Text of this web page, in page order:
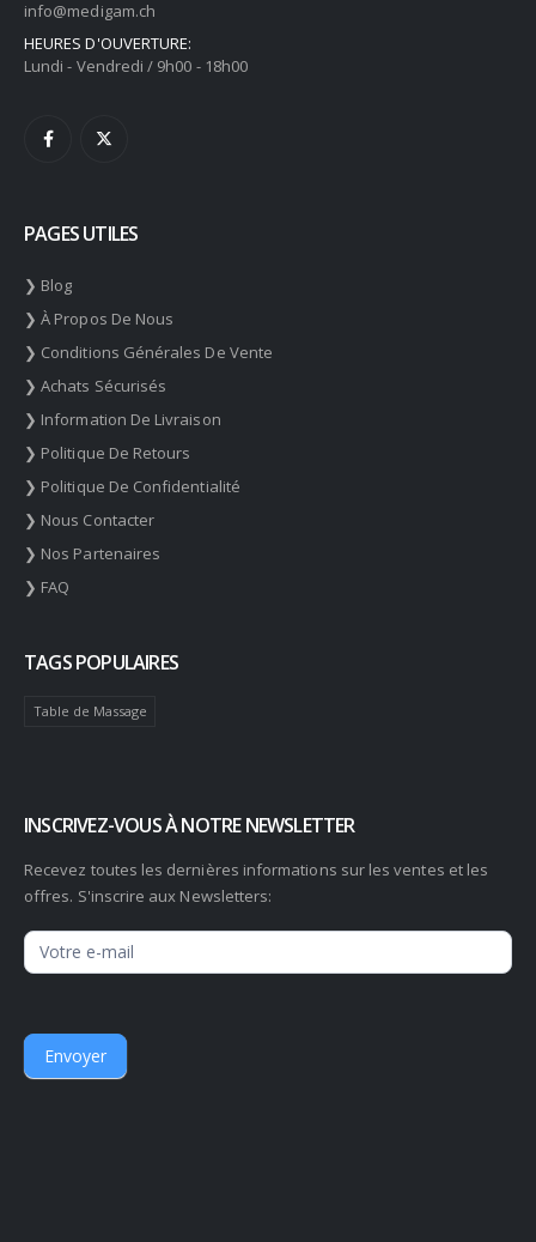
info@medigam.ch
HEURES D'OUVERTURE:
Lundi - Vendredi / 9h00 - 18h00
PAGES UTILES
❯ Blog
❯ À Propos De Nous
❯ Conditions Générales De Vente
❯ Achats Sécurisés
❯ Information De Livraison
❯ Politique De Retours
❯ Politique De Confidentialité
❯ Nous Contacter
❯ Nos Partenaires
❯ FAQ
TAGS POPULAIRES
Table de Massage
INSCRIVEZ-VOUS À NOTRE NEWSLETTER
Recevez toutes les dernières informations sur les ventes et les
offres. S'inscrire aux Newsletters:
Newsletter
Envoyer